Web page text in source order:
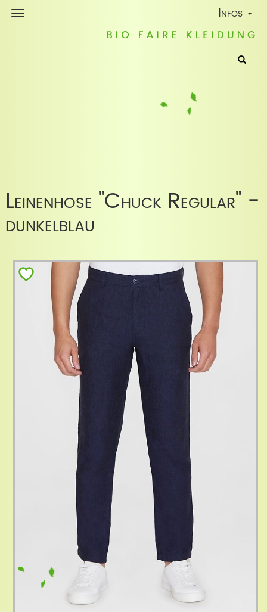
Toggle
Infos
Leinenhose "Chuck Regular" -
dunkelblau